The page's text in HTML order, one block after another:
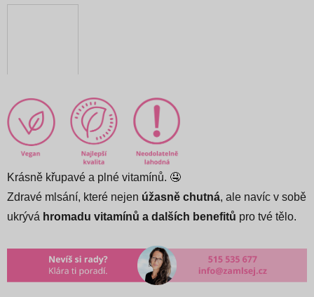
Krásně křupavé a plné vitamínů. 🤤
Zdravé mlsání, které nejen úžasně chutná, ale navíc v sobě
ukrývá hromadu vitamínů a dalších benefitů pro tvé tělo.